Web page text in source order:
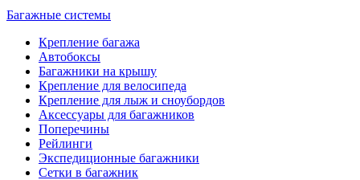
Багажные системы
Крепление багажа
Автобоксы
Багажники на крышу
Крепление для велосипеда
Крепление для лыж и сноубордов
Аксессуары для багажников
Поперечины
Рейлинги
Экспедиционные багажники
Сетки в багажник